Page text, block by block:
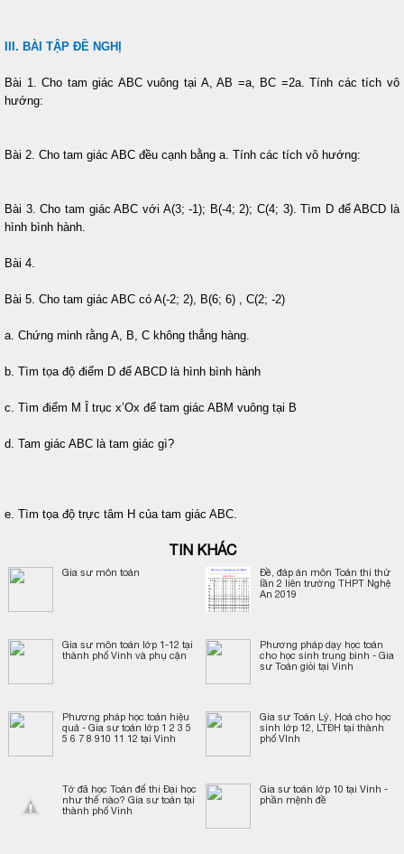
III. BÀI TẬP ĐỀ NGHỊ
Bài 1. Cho tam giác ABC vuông tại A, AB =a, BC =2a. Tính các tích vô
hướng:
Bài 2. Cho tam giác ABC đều cạnh bằng a. Tính các tích vô hướng:
Bài 3. Cho tam giác ABC với A(3; -1); B(-4; 2); C(4; 3). Tìm D để ABCD là
hình bình hành.
Bài 4.
Bài 5. Cho tam giác ABC có A(-2; 2), B(6; 6) , C(2; -2)
a. Chứng minh rằng A, B, C không thẳng hàng.
b. Tìm tọa độ điểm D để ABCD là hình bình hành
c. Tìm điểm M Î trục x’Ox để tam giác ABM vuông tại B
d. Tam giác ABC là tam giác gì?
e. Tìm tọa độ trực tâm H của tam giác ABC.
TIN KHÁC
Gia sư môn toán
Đề, đáp án môn Toán thi thử
lần 2 liên trường THPT Nghệ
An 2019
Gia sư môn toán lớp 1-12 tại
thành phố Vinh và phụ cận
Phương pháp dạy học toán
cho học sinh trung bình - Gia
sư Toán giỏi tại Vinh
Phương pháp học toán hiệu
quả - Gia sư toán lớp 1 2 3 5
5 6 7 8 910 11 12 tại Vinh
Gia sư Toán Lý, Hoá cho học
sinh lớp 12, LTĐH tại thành
phố VInh
Tớ đã học Toán để thi Đại học
như thế nào? Gia sư toán tại
thành phố Vinh
Gia sư toán lớp 10 tại Vinh -
phần mệnh đề